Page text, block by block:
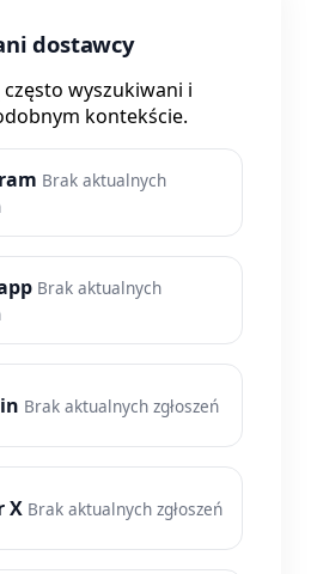
dostawcy
często wyszukiwani i
kontekście.
Brak aktualnych
Brak aktualnych
Brak aktualnych zgłoszeń
X Brak aktualnych zgłoszeń